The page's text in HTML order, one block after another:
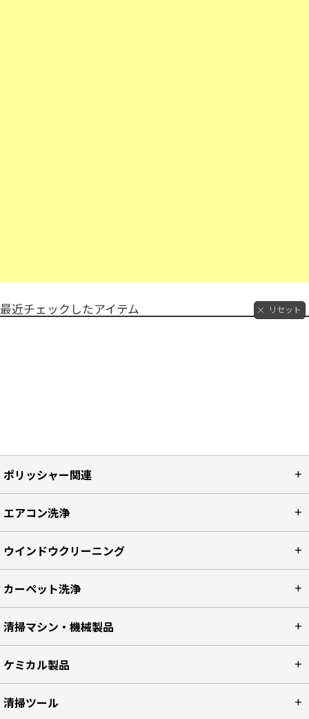
最近チェックしたアイテム リセット
ポリッシャー関連
エアコン洗浄
ウインドウクリーニング
カーペット洗浄
清掃マシン・機械製品
ケミカル製品
清掃ツール